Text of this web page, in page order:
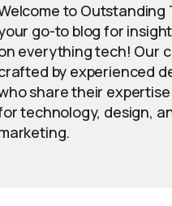
to Outstanding
go-to blog for
everything tech! Our
by experienced
share their
technology, design,